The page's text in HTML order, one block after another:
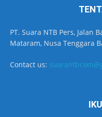
PT. Suara NTB Pers, Jalan
Mataram, Nusa Tenggara
Contact us: